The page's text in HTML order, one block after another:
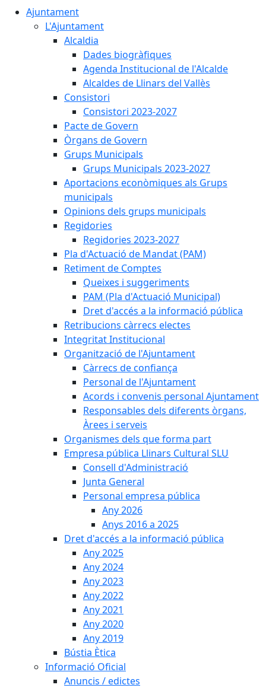
Ajuntament
L'Ajuntament
Alcaldia
Dades biogràfiques
Agenda Institucional de l'Alcalde
Alcaldes de Llinars del Vallès
Consistori
Consistori 2023-2027
Pacte de Govern
Òrgans de Govern
Grups Municipals
Grups Municipals 2023-2027
Aportacions econòmiques als Grups
municipals
Opinions dels grups municipals
Regidories
Regidories 2023-2027
Pla d'Actuació de Mandat (PAM)
Retiment de Comptes
Queixes i suggeriments
PAM (Pla d'Actuació Municipal)
Dret d'accés a la informació pública
Retribucions càrrecs electes
Integritat Institucional
Organització de l'Ajuntament
Càrrecs de confiança
Personal de l'Ajuntament
Acords i convenis personal Ajuntament
Responsables dels diferents òrgans,
Àrees i serveis
Organismes dels que forma part
Empresa pública Llinars Cultural SLU
Consell d'Administració
Junta General
Personal empresa pública
Any 2026
Anys 2016 a 2025
Dret d'accés a la informació pública
Any 2025
Any 2024
Any 2023
Any 2022
Any 2021
Any 2020
Any 2019
Bústia Ètica
Informació Oficial
Anuncis / edictes